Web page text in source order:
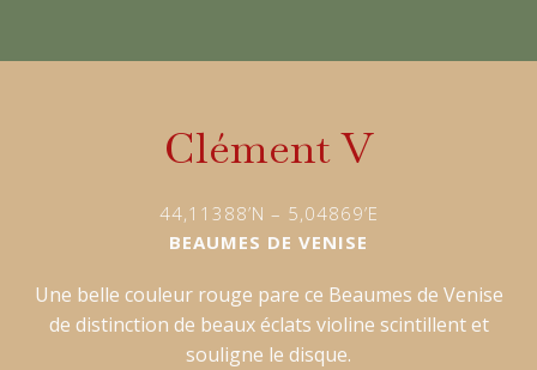
Clément V
44,11388’N – 5,04869’E
BEAUMES DE VENISE
Une belle couleur rouge pare ce Beaumes de Venise
de distinction de beaux éclats violine scintillent et
souligne le disque.